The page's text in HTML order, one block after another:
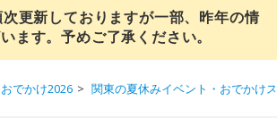
更新しておりますが一部、昨年の情
ます。予めご了承ください。
でかけ2026 関東の夏休みイベント・おでかけ